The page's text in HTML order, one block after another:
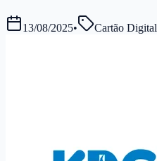
13/08/2025• Cartão Digital